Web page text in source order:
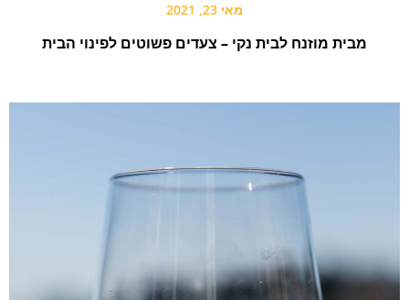
מאי 23, 2021
מבית מוזנח לבית נקי – צעדים פשוטים לפינוי הבית